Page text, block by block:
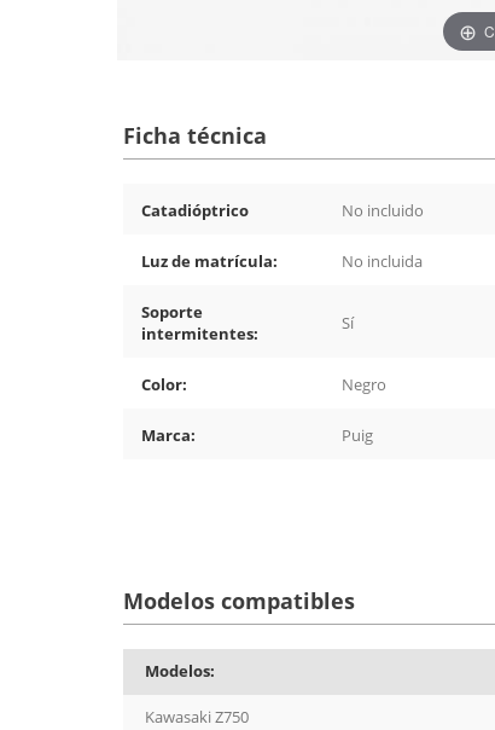
Ficha técnica
Catadióptrico No incluido
Luz de matrícula: No incluida
Soporte
intermitentes:
Sí
Color: Negro
Marca: Puig
Modelos compatibles
Modelos:
Kawasaki Z750